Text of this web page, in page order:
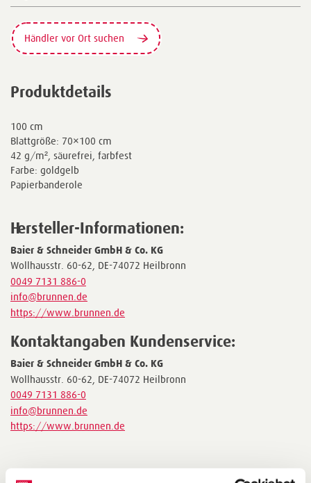
Händler vor Ort suchen
Produktdetails
100 cm
Blattgröße: 70×100 cm
42 g/m², säurefrei, farbfest
Farbe: goldgelb
Papierbanderole
Hersteller-Informationen:
Baier & Schneider GmbH & Co. KG
Wollhausstr. 60-62, DE-74072 Heilbronn
0049 7131 886-0
info@brunnen.de
https://www.brunnen.de
Kontaktangaben Kundenservice:
Baier & Schneider GmbH & Co. KG
Wollhausstr. 60-62, DE-74072 Heilbronn
0049 7131 886-0
info@brunnen.de
https://www.brunnen.de